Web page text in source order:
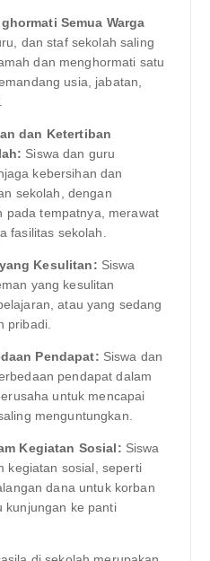
Semua Warga
dan staf sekolah saling
dan menghormati satu
usia, jabatan,
dan Ketertiban
Siswa dan guru
kebersihan dan
sekolah, dengan
pada tempatnya, merawat
fasilitas sekolah.
Kesulitan: Siswa
yang kesulitan
atau yang sedang
pribadi.
Pendapat: Siswa dan
pendapat dalam
untuk mencapai
menguntungkan.
Kegiatan Sosial: Siswa
kegiatan sosial, seperti
dana untuk korban
kunjungan ke panti